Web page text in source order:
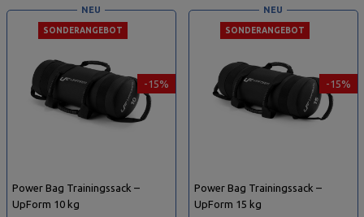
-15%
SONDERANGEBOT
NEU
Power Bag Trainingssack –
UpForm 10 kg
-15%
SONDERANGEBOT
NEU
Power Bag Trainingssack –
UpForm 15 kg